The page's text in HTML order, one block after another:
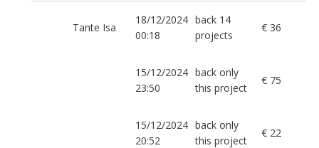
Tante Isa
18/12/2024
00:18
back 14
projects
€ 36
15/12/2024
23:50
back only
this project
€ 75
15/12/2024
20:52
back only
this project
€ 22